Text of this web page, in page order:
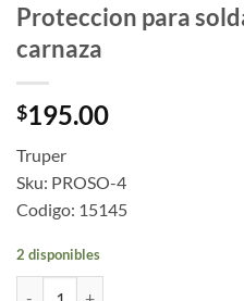
Proteccion para
carnaza
$195.00
Truper
Sku: PROSO-4
Codigo: 15145
2 disponibles